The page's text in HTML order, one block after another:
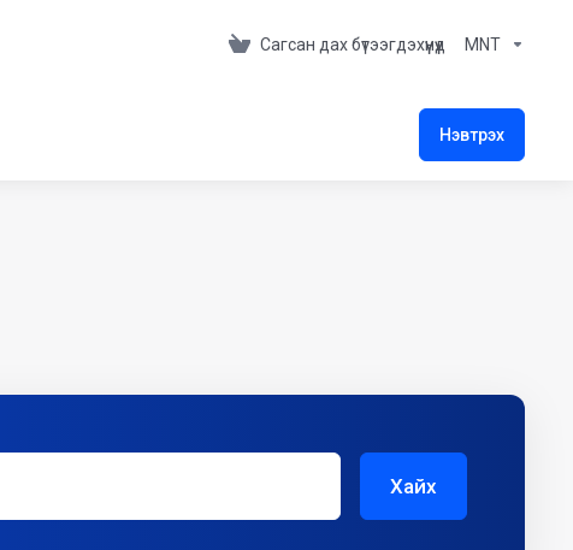
Сагсан дах бүтээгдэхүүнүүд MNT
Нэвтрэх
Хайх